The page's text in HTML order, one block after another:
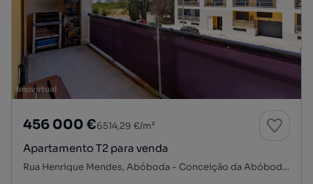
456 000 €6514,29 €/m²
Apartamento T2 para venda
Rua Henrique Mendes, Abóboda - Conceição da Abóboda, São Domingos de Rana, Cascais, Lisboa